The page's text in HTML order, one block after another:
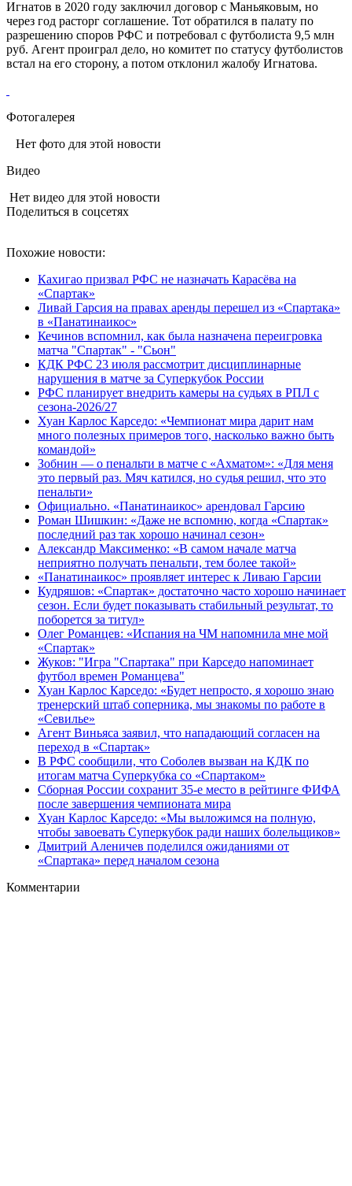
Игнатов в 2020 году заключил договор с Маньяковым, но
через год расторг соглашение. Тот обратился в палату по
разрешению споров РФС и потребовал с футболиста 9,5 млн
руб. Агент проиграл дело, но комитет по статусу футболистов
встал на его сторону, а потом отклонил жалобу Игнатова.
Фотогалерея
Нет фото для этой новости
Видео
Нет видео для этой новости
Поделиться в соцсетях
Похожие новости:
Кахигао призвал РФС не назначать Карасёва на
«Спартак»
Ливай Гарсия на правах аренды перешел из «Спартака»
в «Панатинаикос»
Кечинов вспомнил, как была назначена переигровка
матча "Спартак" - "Сьон"
КДК РФС 23 июля рассмотрит дисциплинарные
нарушения в матче за Суперкубок России
РФС планирует внедрить камеры на судьях в РПЛ с
сезона-2026/27
Хуан Карлос Карседо: «Чемпионат мира дарит нам
много полезных примеров того, насколько важно быть
командой»
Зобнин — о пенальти в матче с «Ахматом»: «Для меня
это первый раз. Мяч катился, но судья решил, что это
пенальти»
Официально. «Панатинаикос» арендовал Гарсию
Роман Шишкин: «Даже не вспомню, когда «Спартак»
последний раз так хорошо начинал сезон»
Александр Максименко: «В самом начале матча
неприятно получать пенальти, тем более такой»
«Панатинаикос» проявляет интерес к Ливаю Гарсии
Кудряшов: «Спартак» достаточно часто хорошо начинает
сезон. Если будет показывать стабильный результат, то
поборется за титул»
Олег Романцев: «Испания на ЧМ напомнила мне мой
«Спартак»
Жуков: "Игра "Спартака" при Карседо напоминает
футбол времен Романцева"
Хуан Карлос Карседо: «Будет непросто, я хорошо знаю
тренерский штаб соперника, мы знакомы по работе в
«Севилье»
Агент Виньяса заявил, что нападающий согласен на
переход в «Спартак»
В РФС сообщили, что Соболев вызван на КДК по
итогам матча Суперкубка со «Спартаком»
Сборная России сохранит 35-е место в рейтинге ФИФА
после завершения чемпионата мира
Хуан Карлос Карседо: «Мы выложимся на полную,
чтобы завоевать Суперкубок ради наших болельщиков»
Дмитрий Аленичев поделился ожиданиями от
«Спартака» перед началом сезона
Комментарии